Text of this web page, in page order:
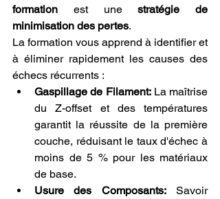
formation est une stratégie de
minimisation des pertes.
La formation vous apprend à identifier et
à éliminer rapidement les causes des
échecs récurrents :
Gaspillage de Filament: La maîtrise
du Z-offset et des températures
garantit la réussite de la première
couche, réduisant le taux d'échec à
moins de 5 % pour les matériaux
de base.
Usure des Composants: Savoir